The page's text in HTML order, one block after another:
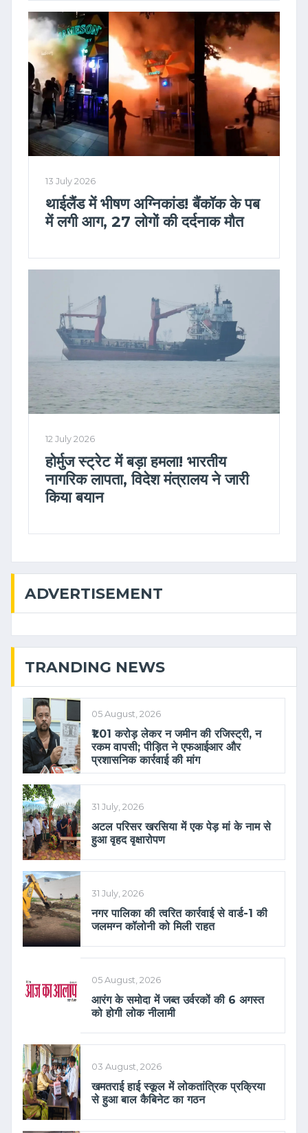
13 July 2026
थाईलैंड में भीषण अग्निकांड! बैंकॉक के पब
में लगी आग, 27 लोगों की दर्दनाक मौत
12 July 2026
होर्मुज स्ट्रेट में बड़ा हमला! भारतीय
नागरिक लापता, विदेश मंत्रालय ने जारी
किया बयान
ADVERTISEMENT
TRANDING NEWS
05 August, 2026
₹1.01 करोड़ लेकर न जमीन की रजिस्ट्री, न
रकम वापसी; पीड़ित ने एफआईआर और
प्रशासनिक कार्रवाई की मांग
31 July, 2026
अटल परिसर खरसिया में एक पेड़ मां के नाम से
हुआ वृहद वृक्षारोपण
31 July, 2026
नगर पालिका की त्वरित कार्रवाई से वार्ड-1 की
जलमग्न कॉलोनी को मिली राहत
05 August, 2026
आरंग के समोदा में जब्त उर्वरकों की 6 अगस्त
को होगी लोक नीलामी
03 August, 2026
खमतराई हाई स्कूल में लोकतांत्रिक प्रक्रिया
से हुआ बाल कैबिनेट का गठन